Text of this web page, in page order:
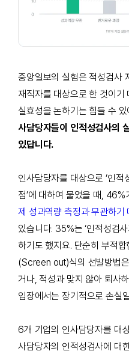
중앙일보의 실험은 적성검사
재직자를 대상으로 한 것이기
실효성을 논하기는 힘들 수
사담당자들이 인적성검사의
있답니다.
인사담당자를 대상으로‘인적
점’에 대하여 물었을 때, 46%
제 성과역량 측정과 무관하기
있습니다. 35%는‘인적성검
하기도 했지요. 단순히 부적
(Screen out)식의 선발방법
거나,적성과 맞지 않아 퇴사
입장에서는 장기적으로 손실
6개 기업의 인사담당자를 대
사담당자의 인적성검사에 대